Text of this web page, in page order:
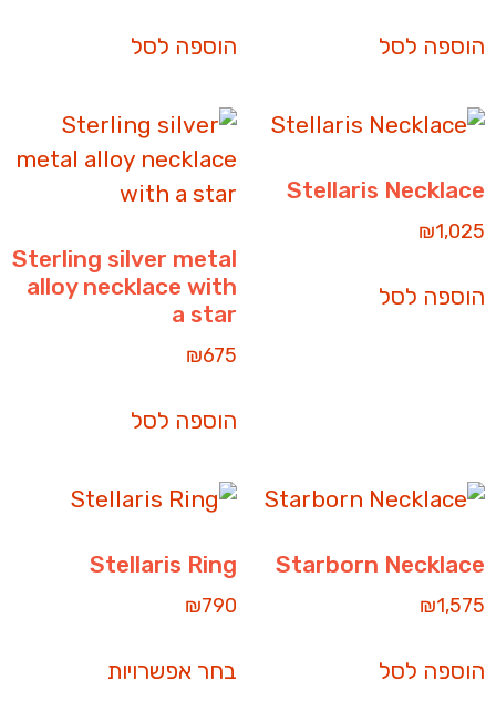
הוספה לסל הוספה לסל
Stellaris Necklace
₪1,025
הוספה לסל
Sterling silver metal
alloy necklace with
a star
₪675
הוספה לסל
Starborn Necklace
₪1,575
הוספה לסל
Stellaris Ring
₪790
בחר אפשרויות